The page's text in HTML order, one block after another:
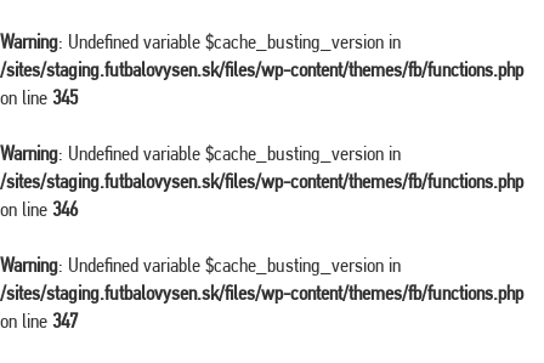
Warning: Undefined variable $cache_busting_version in
/sites/staging.futbalovysen.sk/files/wp-content/themes/fb/functions.php
on line 345
Warning: Undefined variable $cache_busting_version in
/sites/staging.futbalovysen.sk/files/wp-content/themes/fb/functions.php
on line 346
Warning: Undefined variable $cache_busting_version in
/sites/staging.futbalovysen.sk/files/wp-content/themes/fb/functions.php
on line 347